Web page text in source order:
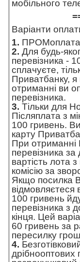
мобільного
Варіанти
1.
2. Для будь-
перевізника -
сплачуєте,
Приватбанку,
отриманні ви
перевізника.
3. Тільки для
Післяплата з
100 гривень.
карту
При отриманні
перевізника
вартість лота
комісію за
Якщо посилка
відмовляєтеся
100 гривень
перевізника з
кінця. Цей
60 гривень за
пересилку
4.
дрібнооптових